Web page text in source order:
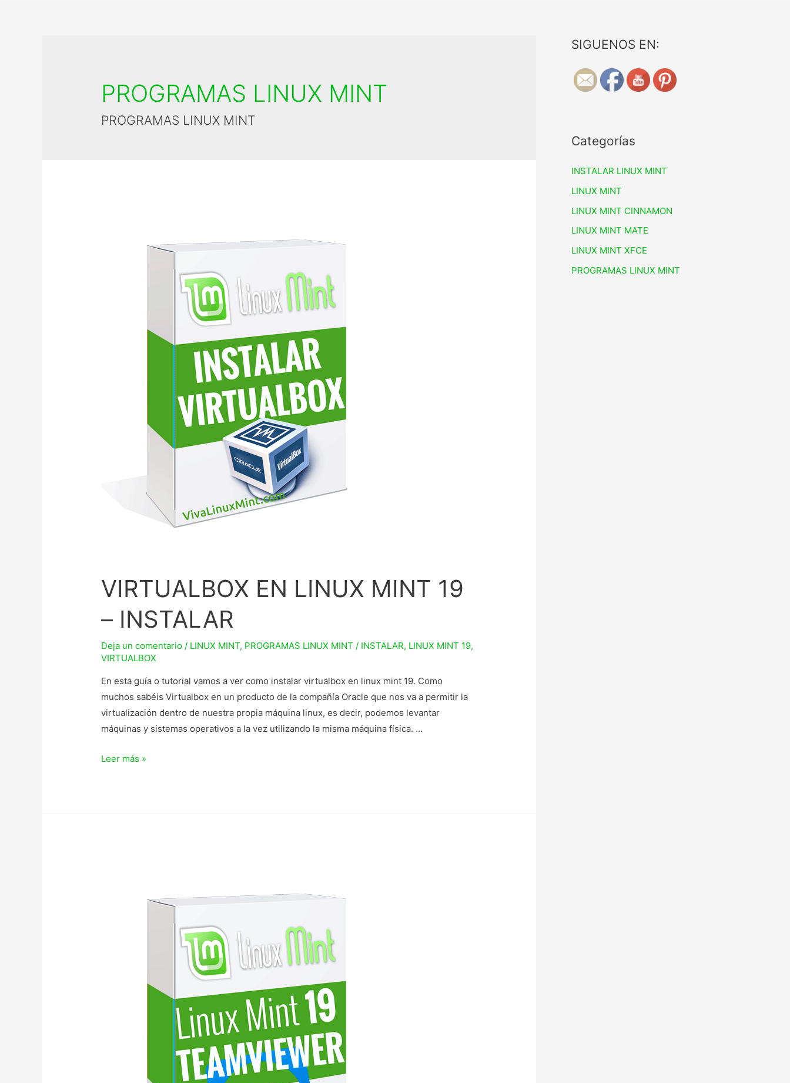
PROGRAMAS LINUX MINT
PROGRAMAS LINUX MINT
VIRTUALBOX EN LINUX MINT 19
– INSTALAR
Deja un comentario / LINUX MINT, PROGRAMAS LINUX MINT / INSTALAR, LINUX MINT 19,
VIRTUALBOX
En esta guía o tutorial vamos a ver como instalar virtualbox en linux mint 19. Como
muchos sabéis Virtualbox en un producto de la compañía Oracle que nos va a permitir la
virtualización dentro de nuestra propia máquina linux, es decir, podemos levantar
máquinas y sistemas operativos a la vez utilizando la misma máquina física. …
VIRTUALBOX
Leer más »
SIGUENOS EN:
Categorías
INSTALAR LINUX MINT
LINUX MINT
LINUX MINT CINNAMON
LINUX MINT MATE
LINUX MINT XFCE
PROGRAMAS LINUX MINT